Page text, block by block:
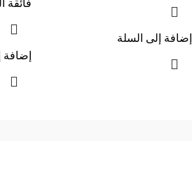
إضافة إلى السلة
فائقة
إضافة